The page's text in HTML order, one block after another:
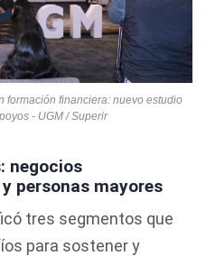
formación financiera: nuevo estudio
- UGM / Superir
negocios
personas mayores
tres segmentos que
para sostener y